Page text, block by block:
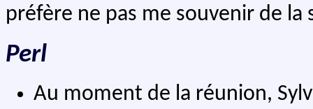
préfère ne pas me souvenir de la
Perl
Au moment de la réunion,